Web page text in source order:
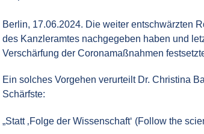
Berlin, 17.06.2024. Die weiter entschwärzten
des Kanzleramtes nachgegeben haben und
Verschärfung der Coronamaßnahmen
Ein solches Vorgehen verurteilt Dr. Christina
Schärfste:
„Statt ‚Folge der Wissenschaft‘ (Follow the